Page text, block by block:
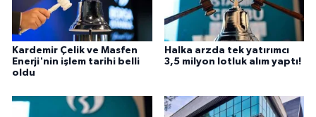
Kardemir Çelik ve Masfen
Enerji'nin işlem tarihi belli
oldu
Halka arzda tek yatırımcı
3,5 milyon lotluk alım yaptı!